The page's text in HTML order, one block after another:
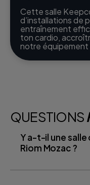
Cette salle
d’installations de
entraînement
ton cardio,
notre
QUESTIONS
Y a-t-il une
Riom Mozac ?